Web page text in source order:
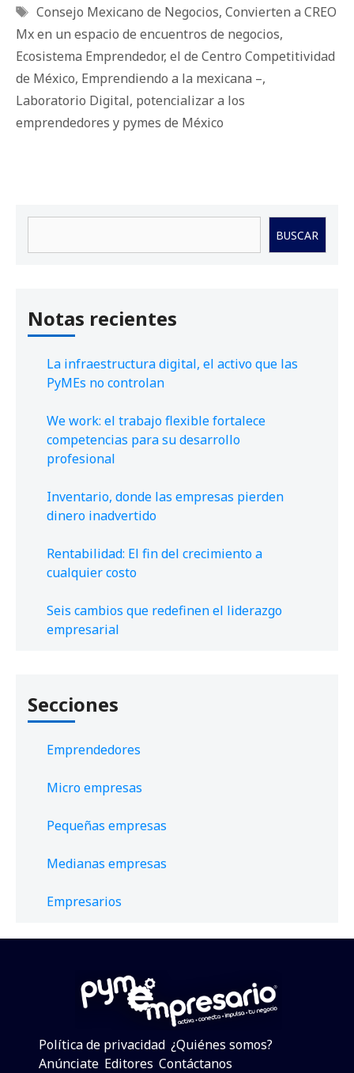
Etiquetas
Consejo Mexicano de Negocios, Convierten a CREO
Mx en un espacio de encuentros de negocios,
Ecosistema Emprendedor, el de Centro Competitividad
de México, Emprendiendo a la mexicana –,
Laboratorio Digital, potencializar a los
emprendedores y pymes de México
BUSCAR
Notas recientes
La infraestructura digital, el activo que las
PyMEs no controlan
We work: el trabajo flexible fortalece
competencias para su desarrollo
profesional
Inventario, donde las empresas pierden
dinero inadvertido
Rentabilidad: El fin del crecimiento a
cualquier costo
Seis cambios que redefinen el liderazgo
empresarial
Secciones
Emprendedores
Micro empresas
Pequeñas empresas
Medianas empresas
Empresarios
Política de privacidad ¿Quiénes somos?
Anúnciate Editores Contáctanos